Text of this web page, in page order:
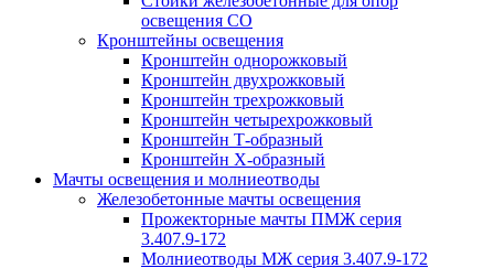
освещения СО
Кронштейны освещения
Кронштейн однорожковый
Кронштейн двухрожковый
Кронштейн трехрожковый
Кронштейн четырехрожковый
Кронштейн Т-образный
Кронштейн Х-образный
Мачты освещения и молниеотводы
Железобетонные мачты освещения
Прожекторные мачты ПМЖ серия
3.407.9-172
Молниеотводы МЖ серия 3.407.9-172